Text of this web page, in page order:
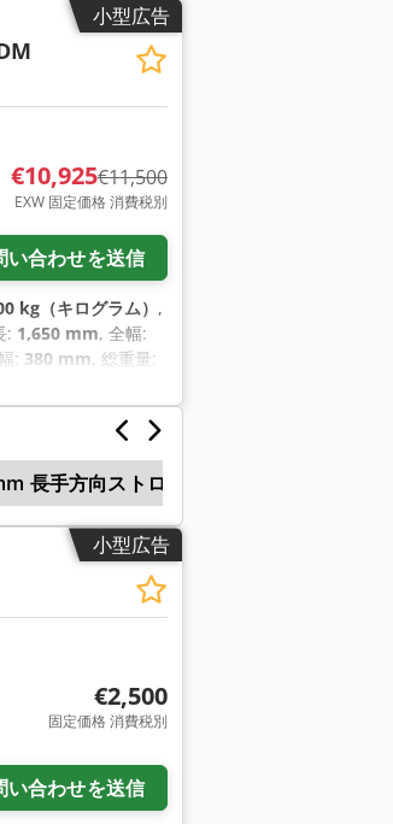
小型広告
さらに画像をリクエスト
€10,925€11,500
EXW 固定価格 消費税別
い合わせを送信
kg（キログラム） ,
: 1,650 mm, 全幅:
: 380 mm, 総重量:
長手方向ストローク
小型広告
€2,500
固定価格 消費税別
い合わせを送信